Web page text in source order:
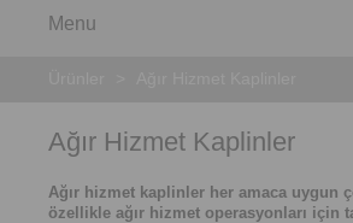
Menu
Ağır Hizmet Kaplinler
Ağır hizmet kaplinler her amaca uygun
özellikle ağır hizmet operasyonları için